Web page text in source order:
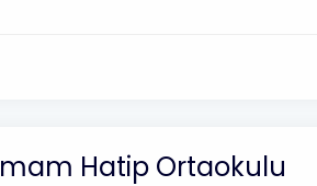
Hatip Ortaokulu